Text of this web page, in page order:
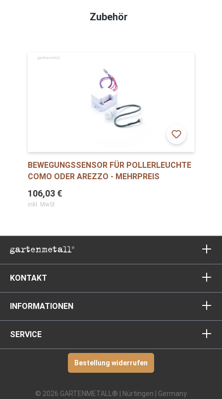
Zubehör
BEWEGUNGSSENSOR FÜR POLLERLEUCHTE
COMO ODER AREZZO - MEHRPREIS
106,03 €
inkl. MwSt
KONTAKT
INFORMATIONEN
SERVICE
Bestellung widerrufen
© 2026 GARTENMETALL® | Nürtingen | Germany